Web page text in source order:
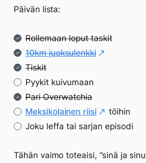
Päivän lista:
Rollemaan loput taskit
10km juoksulenkki
Tiskit
Pyykit kuivumaan
Pari Overwatchia
Meksikolainen riisi
töihin
Joku leffa tai sarjan episodi
Tähän vaimo toteaisi, ”sinä ja